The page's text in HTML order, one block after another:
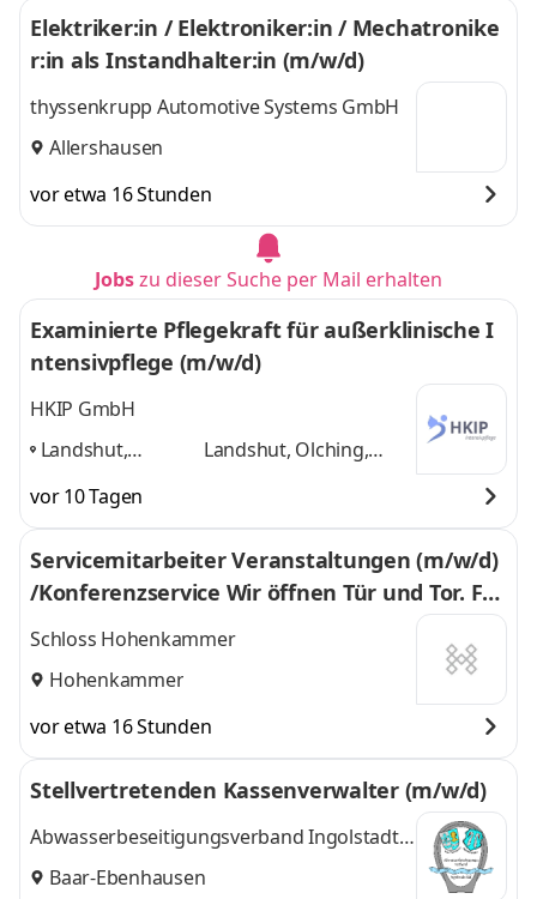
Elektriker:in / Elektroniker:in / Mechatronike
r:in als Instandhalter:in (m/w/d)
thyssenkrupp Automotive Systems GmbH
Allershausen
vor etwa 16 Stunden
Jobszu dieser Suche per Mail erhalten
Examinierte Pflegekraft für außerklinische I
ntensivpflege (m/w/d)
HKIP GmbH
Landshut,
Ingolstadt,
Wolnzach,
Landshut, Olching,
weitere
vor 10 Tagen
Servicemitarbeiter Veranstaltungen (m/w/d)
/Konferenzservice Wir öffnen Tür und Tor. Für
aufmerksame Frohnaturen.
Schloss Hohenkammer
Hohenkammer
vor etwa 16 Stunden
Stellvertretenden Kassenverwalter (m/w/d)
Abwasserbeseitigungsverband Ingolstadt-
SüdBaar-Ebenhausen